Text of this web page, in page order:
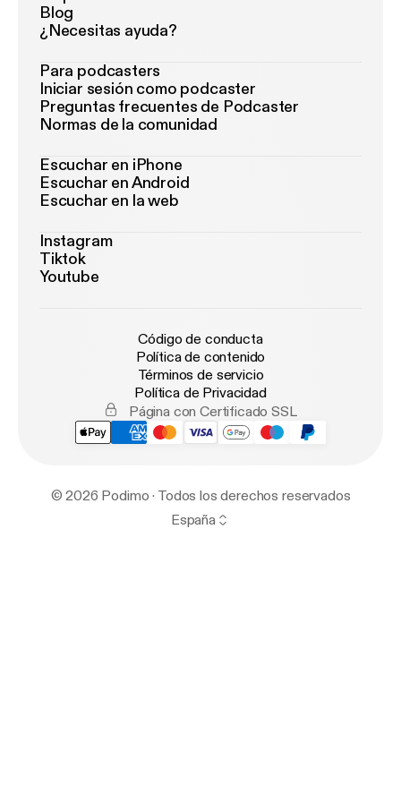
Blog
¿Necesitas ayuda?
Para podcasters
Iniciar sesión como podcaster
Preguntas frecuentes de Podcaster
Normas de la comunidad
Escuchar en iPhone
Escuchar en Android
Escuchar en la web
Instagram
Tiktok
Youtube
Código de conducta
Política de contenido
Términos de servicio
Política de Privacidad
Página con Certificado SSL
© 2026 Podimo · Todos los derechos reservados
España